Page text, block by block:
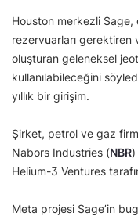
Houston merkezli Sage,
rezervuarları gerektiren
oluşturan geleneksel
kullanılabileceğini
yıllık bir girişim.
Şirket, petrol ve gaz
Nabors Industries (NBR
Helium-3 Ventures
Meta projesi Sage’in